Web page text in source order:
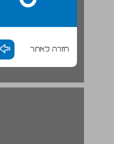
חזרה לאתר
הגדרת אוכלוסיית המוטבים של אונר"א ... 28